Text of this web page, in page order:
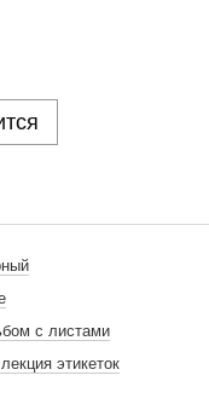
с листами
этикеток